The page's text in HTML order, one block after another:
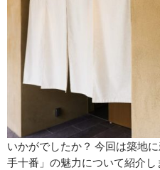
いかがでしたか？ 今回は築地
手十番」の魅力について紹介